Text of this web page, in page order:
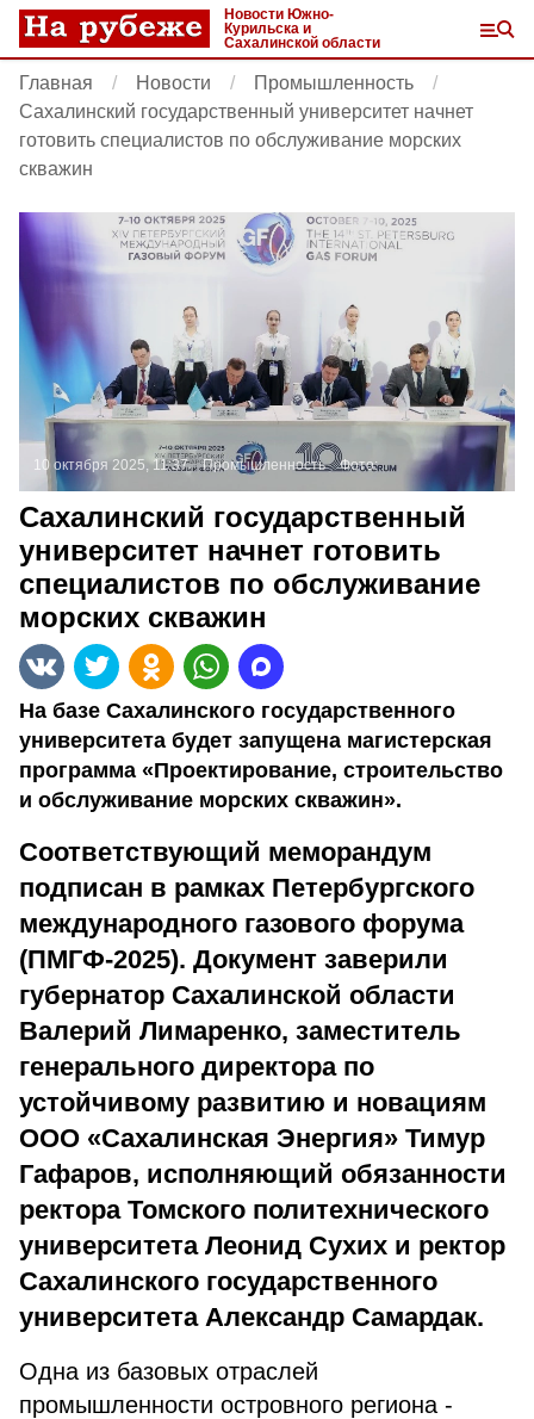
Новости Южно-
Курильска и
Сахалинской области
Главная Новости
Промышленность
Сахалинский государственный университет начнет
готовить специалистов по обслуживание морских
скважин
10 октября 2025, 11:37 Промышленность Фото:
Сахалинский государственный
университет начнет готовить
специалистов по обслуживание
морских скважин
На базе Сахалинского государственного
университета будет запущена магистерская
программа «Проектирование, строительство
и обслуживание морских скважин».
Соответствующий меморандум
подписан в рамках Петербургского
международного газового форума
(ПМГФ-2025). Документ заверили
губернатор Сахалинской области
Валерий Лимаренко, заместитель
генерального директора по
устойчивому развитию и новациям
ООО «Сахалинская Энергия» Тимур
Гафаров, исполняющий обязанности
ректора Томского политехнического
университета Леонид Сухих и ректор
Сахалинского государственного
университета Александр Самардак.
Одна из базовых отраслей
промышленности островного региона -